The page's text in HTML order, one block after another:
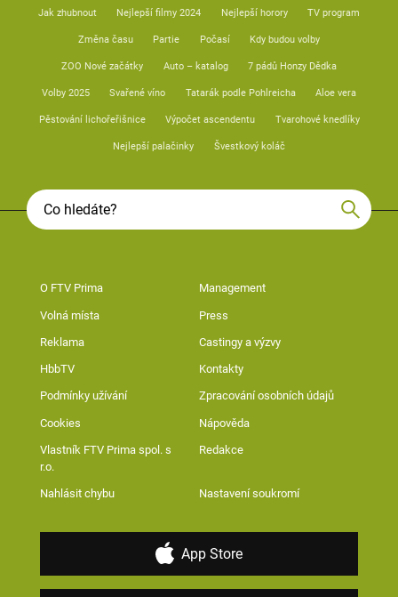
Jak zhubnout Nejlepší filmy 2024 Nejlepší horory TV program
Změna času Partie Počasí Kdy budou volby
ZOO Nové začátky Auto – katalog 7 pádů Honzy Dědka
Volby 2025 Svařené víno Tatarák podle Pohlreicha Aloe vera
Pěstování lichořeřišnice Výpočet ascendentu Tvarohové knedlíky
Nejlepší palačinky Švestkový koláč
O FTV Prima Management
Volná místa Press
Reklama Castingy a výzvy
HbbTV Kontakty
Podmínky užívání Zpracování osobních údajů
Cookies Nápověda
Vlastník FTV Prima spol. s
r.o.
Redakce
Nahlásit chybu Nastavení soukromí
App Store